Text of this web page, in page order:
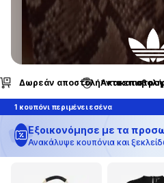
ΑΝΑΚΆΛΥΨΕ
Καλοκαίρι
Αντικαταβολή
1 κουπόνι περιμένει εσένα
Εξοικονόμησε με τα
Ανακάλυψε κουπόνια και